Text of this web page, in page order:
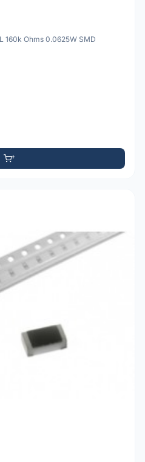
160k Ohms 0.0625W SMD